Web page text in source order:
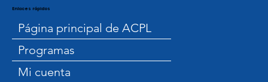
Enlaces rápidos
Página principal de ACPL
Programas
Mi cuenta